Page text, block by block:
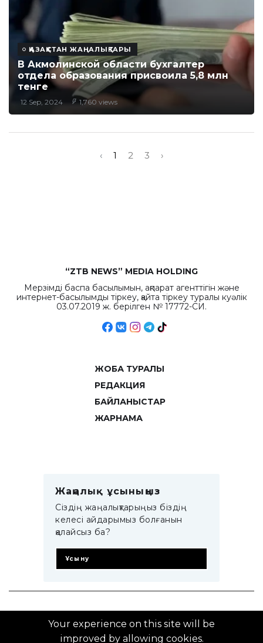
ҚАЗАҚСТАН ЖАҢАЛЫҚТАРЫ
В Акмолинской области бухгалтер
отдела образования присвоила 5,8 млн
тенге
12 Sep, 2024 1,760 views
‹ 1 2 3 ›
“ZTB NEWS” MEDIA HOLDING
Мерзімді баспа басылымын, ақпарат агенттігін және
интернет-басылымды тіркеу, қайта тіркеу туралы куәлік
03.07.2019 ж. берілген № 17772-СИ.
ЖОБА ТУРАЛЫ
РЕДАКЦИЯ
БАЙЛАНЫСТАР
ЖАРНАМА
Жаңалық ұсыныңыз
Сіздің жаңалықтарыңыз біздің
келесі айдарымыз болғанын
қалайсыз ба?
Ұсыну
© 2014–2025 ZTB.KZ
Your experience on this site will be
improved by allowing cookies.